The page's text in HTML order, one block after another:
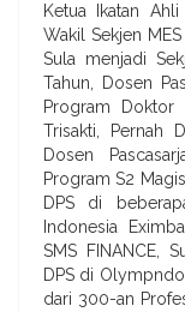
Ketua Ikatan
Wakil Sekjen
Sula menjadi
Tahun, Dosen
Program Doktor
Trisakti, Pernah
Dosen
Program S2
DPS di
Indonesia
SMS FINANCE,
DPS di
dari 300-an